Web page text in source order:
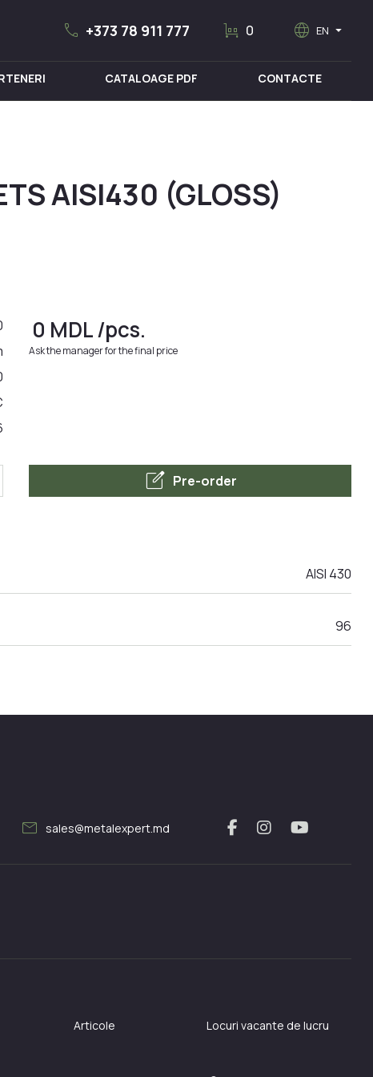
call +373 78 911 777 trolley 0 language EN arrow_drop_down
CATALOAGE PDF CONTACTE
AISI430 (GLOSS)
0 MDL/pcs.
Ask the manager for the final price
edit_square Pre-order
AISI 430
96
mail sales@metalexpert.md
Articole Locuri vacante de lucru